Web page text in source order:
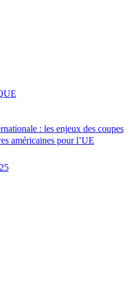
: les enjeux des coupes
américaines pour l’UE